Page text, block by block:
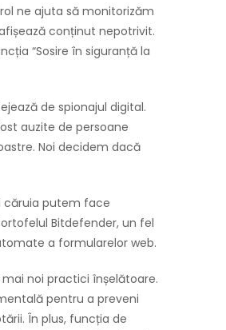
ne ajuta să monitorizăm
conținut nepotrivit.
“Sosire în siguranță la
de spionajul digital.
auzite de persoane
Noi decidem dacă
căruia putem face
Bitdefender, un fel
a formularelor web.
noi practici înșelătoare.
pentru a preveni
În plus, funcția de